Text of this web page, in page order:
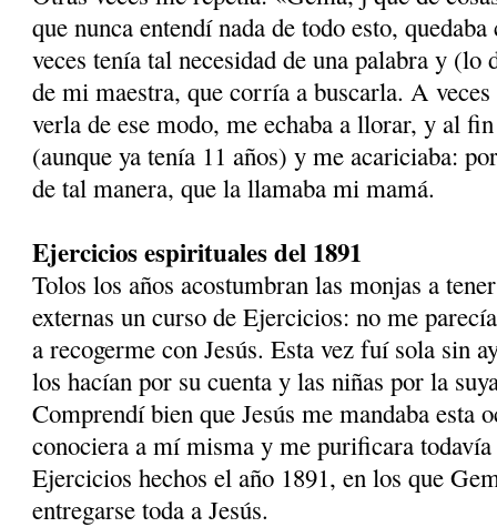
que nunca entendí nada de todo esto,
veces tenía tal necesidad de una palabra y (lo
de mi maestra, que corría a buscarla. A
verla de ese modo, me echaba a llorar, y al
(aunque ya tenía 11 años) y me acari­ciaba:
de tal manera, que la llamaba mi mamá.
Ejercicios espirituales del 1891
Tolos los años acostumbran las monjas a
externas un curso de Ejercicios: no me
a recogerme con Jesús. Esta vez fuí sola sin
los hacían por su cuenta y las niñas por la
Comprendí bien que Jesús me mandaba esta
conociera a mí misma y me purificara
Ejercicios hechos el año 1891, en los que
entregarse toda a Jesús.